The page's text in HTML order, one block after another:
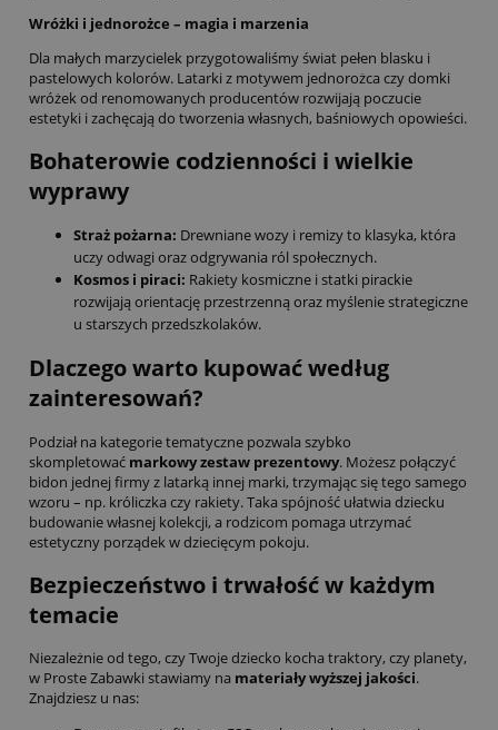
Wróżki i jednorożce – magia i marzenia
Dla małych marzycielek przygotowaliśmy świat pełen blasku i
pastelowych kolorów. Latarki z motywem jednorożca czy domki
wróżek od renomowanych producentów rozwijają poczucie
estetyki i zachęcają do tworzenia własnych, baśniowych opowieści.
Bohaterowie codzienności i wielkie
wyprawy
Straż pożarna: Drewniane wozy i remizy to klasyka, która
uczy odwagi oraz odgrywania ról społecznych.
Kosmos i piraci: Rakiety kosmiczne i statki pirackie
rozwijają orientację przestrzenną oraz myślenie strategiczne
u starszych przedszkolaków.
Dlaczego warto kupować według
zainteresowań?
Podział na kategorie tematyczne pozwala szybko
skompletować markowy zestaw prezentowy. Możesz połączyć
bidon jednej firmy z latarką innej marki, trzymając się tego samego
wzoru – np. króliczka czy rakiety. Taka spójność ułatwia dziecku
budowanie własnej kolekcji, a rodzicom pomaga utrzymać
estetyczny porządek w dziecięcym pokoju.
Bezpieczeństwo i trwałość w każdym
temacie
Niezależnie od tego, czy Twoje dziecko kocha traktory, czy planety,
w Proste Zabawki stawiamy na materiały wyższej jakości.
Znajdziesz u nas: